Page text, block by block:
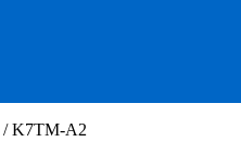
/K7TM-A2